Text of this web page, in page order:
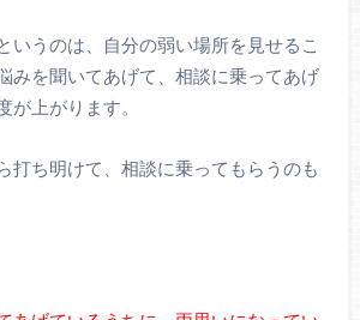
いうのは、自分の弱い場所を見せるこ
みを聞いてあげて、相談に乗ってあげ
が上がります。
打ち明けて、相談に乗ってもらうのも